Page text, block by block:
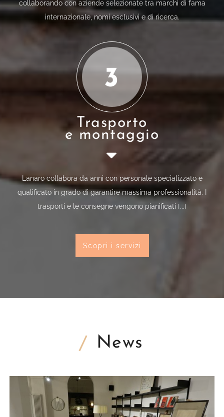
collaborando con aziende selezionate tra marchi di fama
internazionale, nomi esclusivi e di ricerca.
3
Trasporto
e montaggio
Lanaro collabora da anni con personale specializzato e
qualificato in grado di garantire massima professionalità. I
trasporti e le consegne vengono pianificati [...]
Scopri i servizi
News